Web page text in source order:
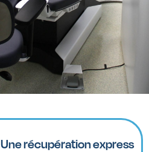
Une récupération express